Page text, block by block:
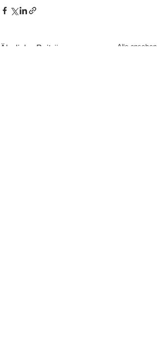
Ähnliche Beiträge Alle ansehen